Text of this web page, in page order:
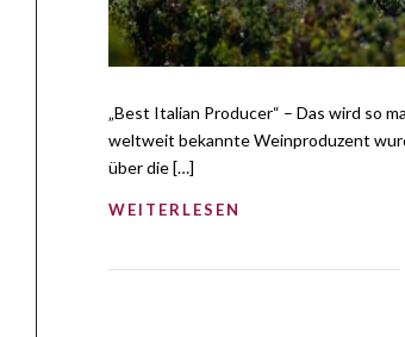
„Best Italian Producer“ – Das wird so
weltweit bekannte Weinproduzent
über die […]
WEITERLESEN